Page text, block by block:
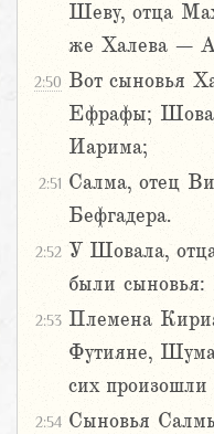
Шеву, отца
же Халева –
2:50 Вот сыновья
Ефрафы;
Иарима;
2:51 Салма, отец
Бефгадера.
2:52 У Шовала,
были сыновья:
2:53 Племена
Футияне,
сих
2:54 Сыновья